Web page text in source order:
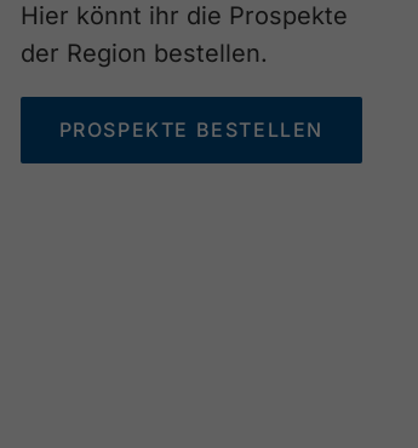
Hier könnt ihr die Prospekte
der Region bestellen.
PROSPEKTE BESTELLEN